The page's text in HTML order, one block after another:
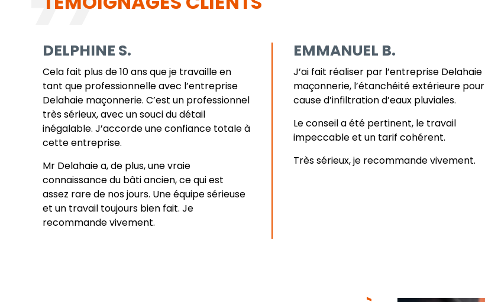
DELPHINE S.
Cela fait plus de 10 ans que je travaille en
tant que professionnelle avec l’entreprise
Delahaie maçonnerie. C’est un professionnel
très sérieux, avec un souci du détail
inégalable. J’accorde une confiance totale à
cette entreprise.
Mr Delahaie a, de plus, une vraie
connaissance du bâti ancien, ce qui est
assez rare de nos jours. Une équipe sérieuse
et un travail toujours bien fait. Je
recommande vivement.
EMMANUEL B.
J’ai fait réaliser par l’entreprise Delahaie
maçonnerie, l’étanchéité extérieure pour
cause d’infiltration d’eaux pluviales.
Le conseil a été pertinent, le travail
impeccable et un tarif cohérent.
Très sérieux, je recommande vivement.